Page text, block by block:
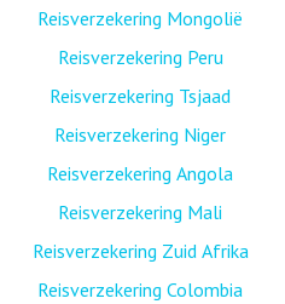
Reisverzekering Mongolië
Reisverzekering Peru
Reisverzekering Tsjaad
Reisverzekering Niger
Reisverzekering Angola
Reisverzekering Mali
Reisverzekering Zuid Afrika
Reisverzekering Colombia